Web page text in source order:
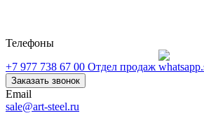
Телефоны
+7 977 738 67 00 Отдел продаж
Заказать звонок
Email
sale@art-steel.ru